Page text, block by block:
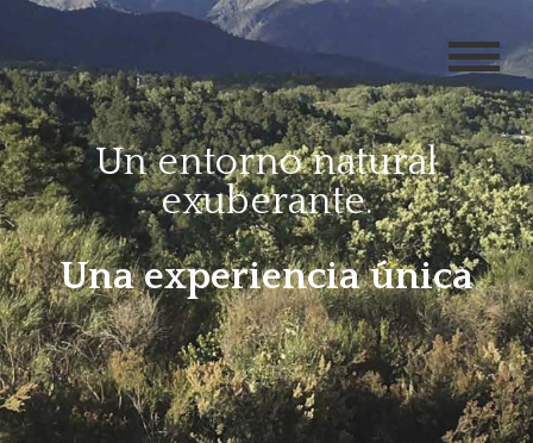
Un entorno natural
exuberante.
Una experiencia única